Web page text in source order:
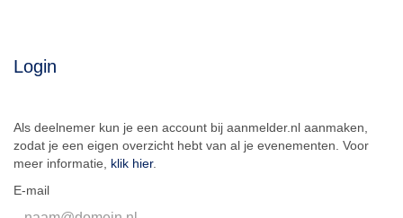
Login
Als deelnemer kun je een account bij aanmelder.nl aanmaken,
zodat je een eigen overzicht hebt van al je evenementen. Voor
meer informatie, klik hier.
E-mail